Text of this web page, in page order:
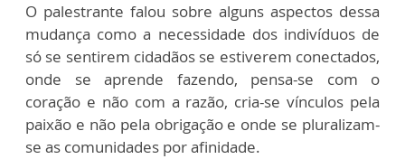
O palestrante falou sobre alguns aspectos dessa
mudança como a necessidade dos indivíduos de
só se sentirem cidadãos se estiverem conectados,
onde se aprende fazendo, pensa-se com o
coração e não com a razão, cria-se vínculos pela
paixão e não pela obrigação e onde se pluralizam-
se as comunidades por afinidade.